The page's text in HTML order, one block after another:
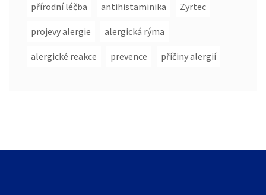
přírodní léčba antihistaminika Zyrtec
projevy alergie alergická rýma
alergické reakce prevence příčiny alergií